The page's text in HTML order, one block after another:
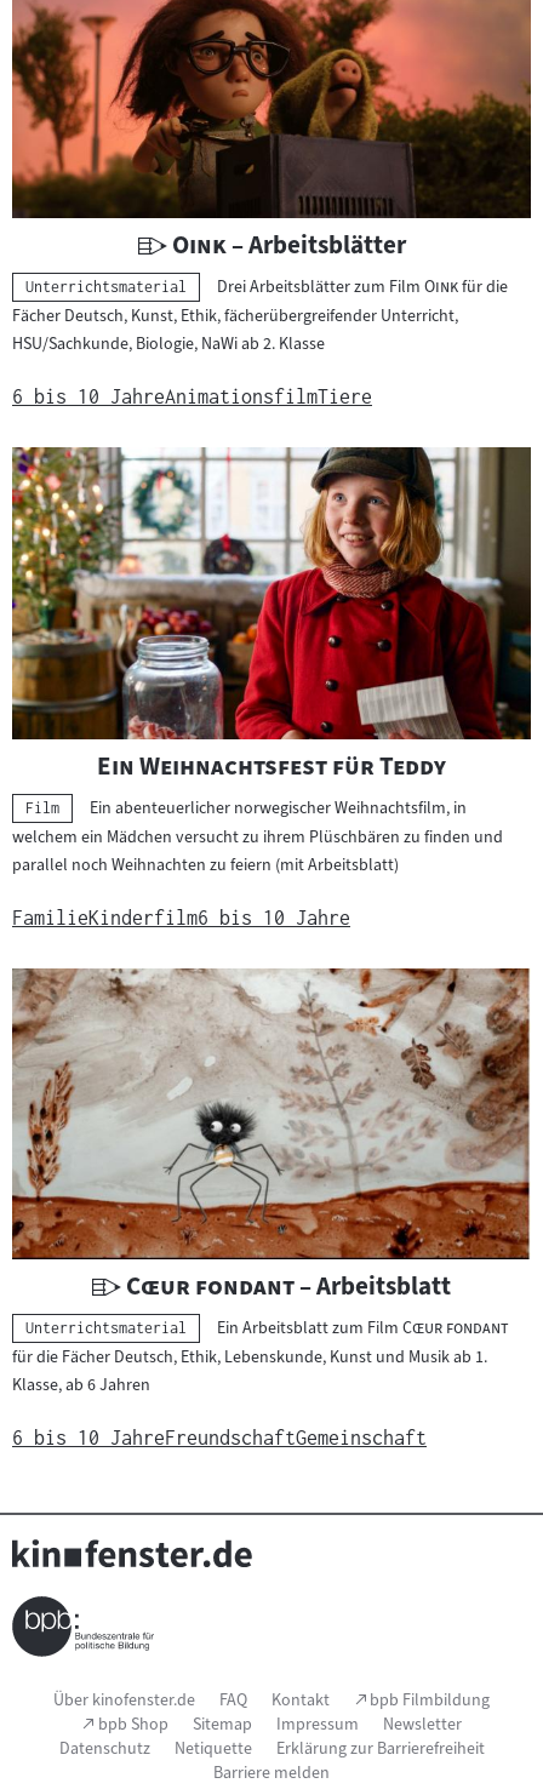
h
t
s
m
a
t
e
r
i
l
:
U
n
t
e
r
c
h
t
s
m
a
t
e
r
i
a
:
"
Oink"
– Arbeitsblätter
Kategorie:
Unterrichtsmaterial Drei Arbeitsblätter zum Film "
Oink"für die
Fächer Deutsch, Kunst, Ethik, fächerübergreifender Unterricht,
HSU/Sachkunde, Biologie, NaWi ab 2. Klasse
6 bis 10 JahreAnimationsfilmTiere
"
Ein Weihnachtsfest für Teddy"
Kategorie:
Film
Ein abenteuerlicher norwegischer Weihnachtsfilm, in
welchem ein Mädchen versucht zu ihrem Plüschbären zu finden und
parallel noch Weihnachten zu feiern (mit Arbeitsblatt)
FamilieKinderfilm6 bis 10 Jahre
U
n
t
e
r
t
a
e
r
"
Cœur fondant"– Arbeitsblatt
Kategorie:
Unterrichtsmaterial Ein Arbeitsblatt zum Film "
Cœur fondant"
für die Fächer Deutsch, Ethik, Lebenskunde, Kunst und Musik ab 1.
Klasse, ab 6 Jahren
6 bis 10 JahreFreundschaftGemeinschaft
Seitenfußnavigation
Über kinofenster.de FAQ Kontakt (Link
öffnet
im
neuen
bpb Filmbildung
(Link
öffnet
im
bpb Shop Sitemap Impressum
Newsletter
Datenschutz
Netiquette
Erklärung zur Barrierefreiheit
Barriere melden